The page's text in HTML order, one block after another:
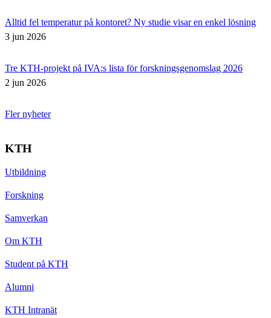
Alltid fel temperatur på kontoret? Ny studie visar en enkel lösning
3 jun 2026
Tre KTH-projekt på IVA:s lista för forskningsgenomslag 2026
2 jun 2026
Fler nyheter
KTH
Utbildning
Forskning
Samverkan
Om KTH
Student på KTH
Alumni
KTH Intranät